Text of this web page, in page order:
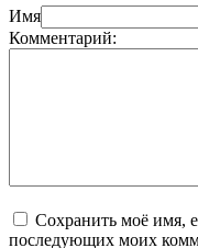
Имя
Комментарий:
Сохранить моё имя,
последующих моих